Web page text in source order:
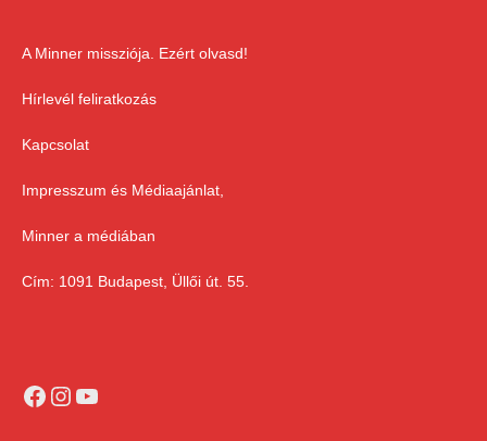
A Minner missziója. Ezért olvasd!
Hírlevél feliratkozás
Kapcsolat
Impresszum és Médiaajánlat,
Minner a médiában
Cím: 1091 Budapest, Üllői út. 55.
Facebook
Instagram
YouTube